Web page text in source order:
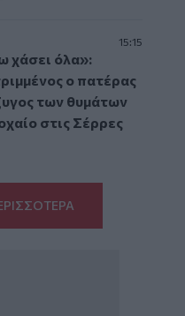
15:15
χάσει όλα»:
ο πατέρας
των θυμάτων
στις Σέρρες